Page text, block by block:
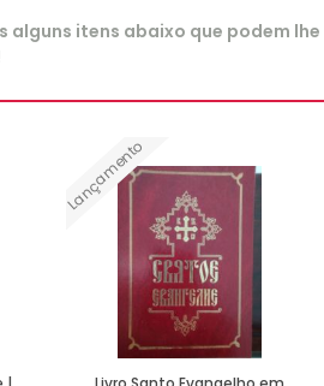
alguns itens abaixo que podem lhe
Lançamento